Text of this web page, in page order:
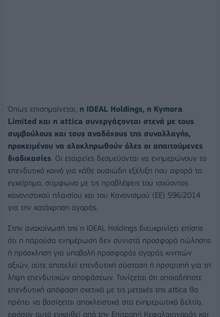
Όπως επισημαίνεται, η IDEAL Holdings, η Kymora
Limited και η attica συνεργάζονται στενά με τους
συμβούλους και τους αναδόχους της συναλλαγής,
προκειμένου να ολοκληρωθούν όλες οι απαιτούμενες
διαδικασίες. Οι εταιρείες δεσμεύονται να ενημερώνουν το
επενδυτικό κοινό για κάθε ουσιώδη εξέλιξη που αφορά το
εγχείρημα, σύμφωνα με τις προβλέψεις του ισχύοντος
κανονιστικού πλαισίου και του Κανονισμού (ΕΕ) 596/2014
για την κατάχρηση αγοράς.
Στην ανακοίνωσή της η IDEAL Holdings διευκρινίζει επίσης
ότι η παρούσα ενημέρωση δεν συνιστά προσφορά πώλησης
ή πρόσκληση για υποβολή προσφοράς αγοράς κινητών
αξιών, ούτε αποτελεί επενδυτική σύσταση ή προτροπή για τη
λήψη επενδυτικών αποφάσεων. Τονίζεται ότι οποιαδήποτε
επενδυτική απόφαση σχετικά με τις μετοχές της attica θα
πρέπει να βασίζεται αποκλειστικά στο ενημερωτικό δελτίο,
εφόσον αυτό εγκριθεί από την Επιτροπή Κεφαλαιαγοράς και